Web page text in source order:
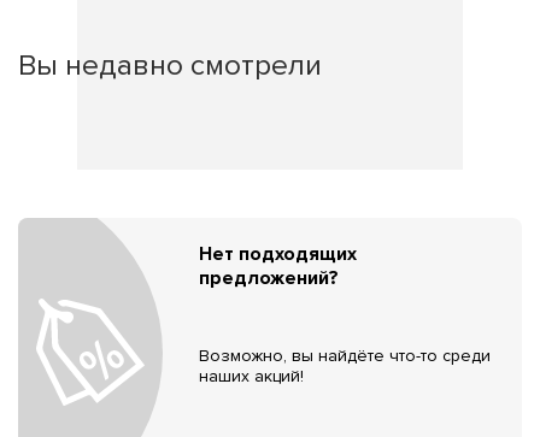
Вы недавно смотрели
Нет подходящих
предложений?
Возможно, вы найдёте что-то среди
наших акций!